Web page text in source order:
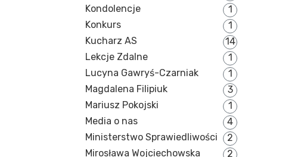
Kondolencje
1
Konkurs
1
Kucharz AS
14
Lekcje Zdalne
1
Lucyna Gawryś-Czarniak
1
Magdalena Filipiuk
3
Mariusz Pokojski
1
Media o nas
4
Ministerstwo Sprawiedliwości
2
Mirosława Wojciechowska
2